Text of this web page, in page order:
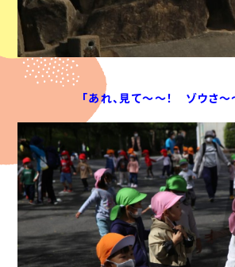
「あれ、見て～～！ ゾウさ～